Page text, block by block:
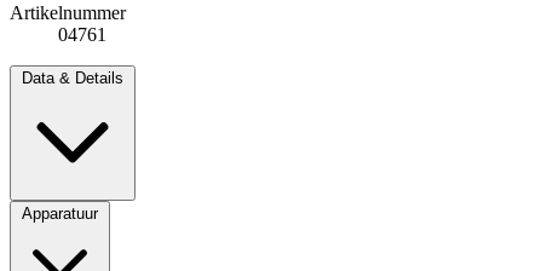
Artikelnummer
04761
Data & Details
Apparatuur